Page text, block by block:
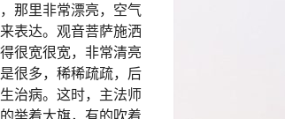
那里非常漂亮，空气
表达。观音菩萨施洒
很宽很宽，非常清亮
很多，稀稀疏疏，后
治病。这时，主法师